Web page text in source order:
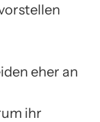
eher an
ihr